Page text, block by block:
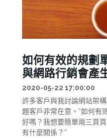
如何有效的規劃
與網路行銷會產
2020-05-22 17:00:00
許多客戶與我討論網站架
題客戶非常在意。“如何有
好嗎？我想要簡單兩三頁
有什麼關係？”